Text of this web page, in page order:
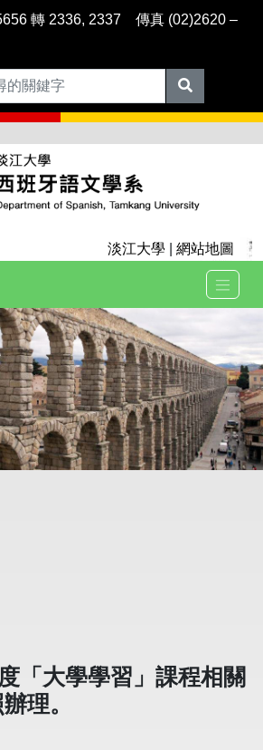
轉 2336, 2337 傳真 (02)2620 –
淡江大學 網站地圖
「大學學習」課程相關
理。